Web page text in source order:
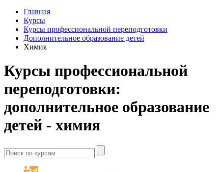
Главная
Курсы
Курсы профессиональной переподготовки
Дополнительное образование детей
Химия
Курсы профессиональной
переподготовки:
дополнительное образование
детей - химия